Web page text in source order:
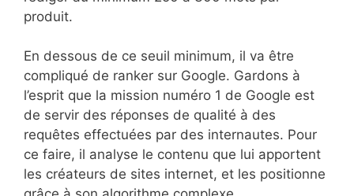
produit.
En dessous de ce seuil minimum, il va être
compliqué de ranker sur Google. Gardons à
l’esprit que la mission numéro 1 de Google est
de servir des réponses de qualité à des
requêtes effectuées par des internautes. Pour
ce faire, il analyse le contenu que lui apportent
les créateurs de sites internet, et les positionne